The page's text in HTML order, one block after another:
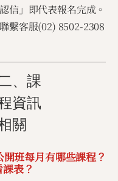
信」即代表報名完成。
繫客服(02) 8502-2308
、課
資訊
關
班每月有哪些課程？
表？